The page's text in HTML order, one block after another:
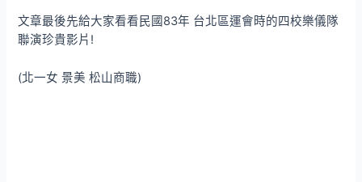
文章最後先給大家看看民國83年 台北區運會時的四校樂儀隊
聯演珍貴影片!
(北一女 景美 松山商職)